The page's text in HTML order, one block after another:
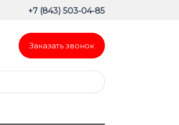
+7 (843) 503-04-85
Заказать звонок